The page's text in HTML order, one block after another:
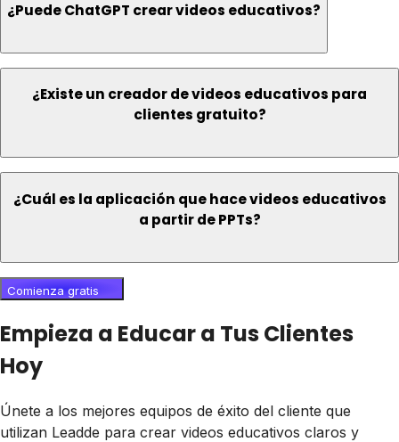
¿Puede ChatGPT crear videos educativos?
¿Existe un creador de videos educativos para
clientes gratuito?
¿Cuál es la aplicación que hace videos educativos
a partir de PPTs?
Comienza gratis
Empieza a Educar a Tus Clientes
Hoy
Únete a los mejores equipos de éxito del cliente que
utilizan Leadde para crear videos educativos claros y